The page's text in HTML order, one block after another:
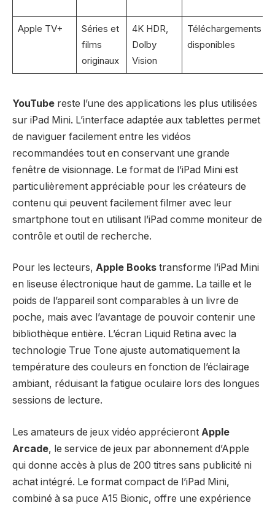
Apple TV+
Séries et
films
originaux
4K HDR,
Dolby
Vision
Téléchargements
disponibles
YouTube reste l’une des applications les plus utilisées
sur iPad Mini. L’interface adaptée aux tablettes permet
de naviguer facilement entre les vidéos
recommandées tout en conservant une grande
fenêtre de visionnage. Le format de l’iPad Mini est
particulièrement appréciable pour les créateurs de
contenu qui peuvent facilement filmer avec leur
smartphone tout en utilisant l’iPad comme moniteur de
contrôle et outil de recherche.
Pour les lecteurs, Apple Books transforme l’iPad Mini
en liseuse électronique haut de gamme. La taille et le
poids de l’appareil sont comparables à un livre de
poche, mais avec l’avantage de pouvoir contenir une
bibliothèque entière. L’écran Liquid Retina avec la
technologie True Tone ajuste automatiquement la
température des couleurs en fonction de l’éclairage
ambiant, réduisant la fatigue oculaire lors des longues
sessions de lecture.
Les amateurs de jeux vidéo apprécieront Apple
Arcade, le service de jeux par abonnement d’Apple
qui donne accès à plus de 200 titres sans publicité ni
achat intégré. Le format compact de l’iPad Mini,
combiné à sa puce A15 Bionic, offre une expérience